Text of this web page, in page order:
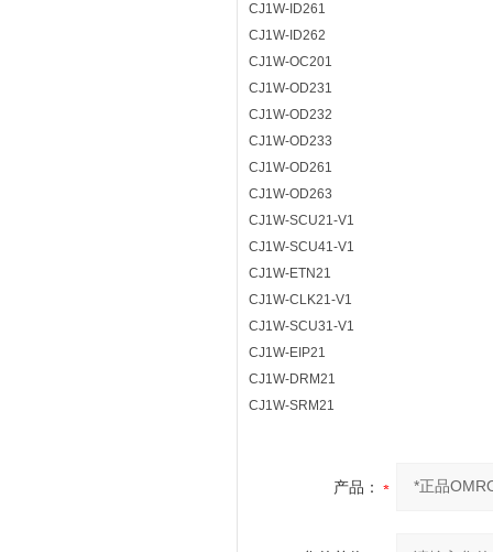
CJ1W-ID261
CJ1W-ID262
CJ1W-OC201
CJ1W-OD231
CJ1W-OD232
CJ1W-OD233
CJ1W-OD261
CJ1W-OD263
CJ1W-SCU21-V1
CJ1W-SCU41-V1
CJ1W-ETN21
CJ1W-CLK21-V1
CJ1W-SCU31-V1
CJ1W-EIP21
CJ1W-DRM21
CJ1W-SRM21
产品：